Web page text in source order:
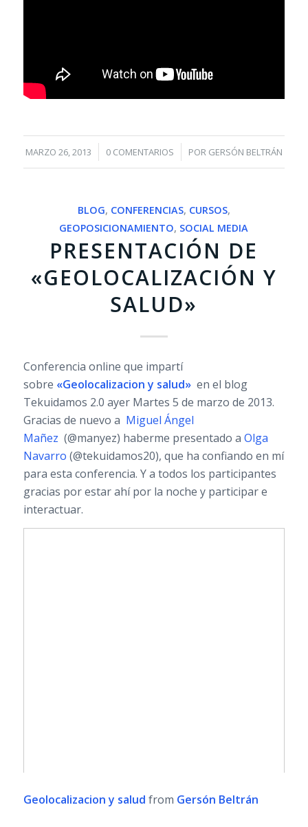
MARZO 26, 2013
/ 0 COMENTARIOS
/ POR GERSÓN BELTRÁN
BLOG, CONFERENCIAS, CURSOS,
GEOPOSICIONAMIENTO, SOCIAL MEDIA
PRESENTACIÓN DE
«GEOLOCALIZACIÓN Y
SALUD»
Conferencia online que impartí
sobre «Geolocalizacion y salud» en el blog
Tekuidamos 2.0 ayer Martes 5 de marzo de 2013.
Gracias de nuevo a Miguel Ángel
Mañez (@manyez) haberme presentado a Olga
Navarro (@tekuidamos20), que ha confiando en mí
para esta conferencia. Y a todos los participantes
gracias por estar ahí por la noche y participar e
interactuar.
Geolocalizacion y salud from Gersón Beltrán